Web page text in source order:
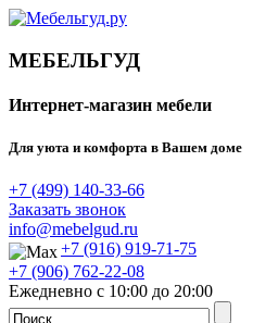
МЕБЕЛЬГУД
Интернет-магазин мебели
Для уюта и комфорта в Вашем доме
+7 (499) 140-33-66
Заказать звонок
info@mebelgud.ru
+7 (916) 919-71-75
+7 (906) 762-22-08
Ежедневно с 10:00 до 20:00